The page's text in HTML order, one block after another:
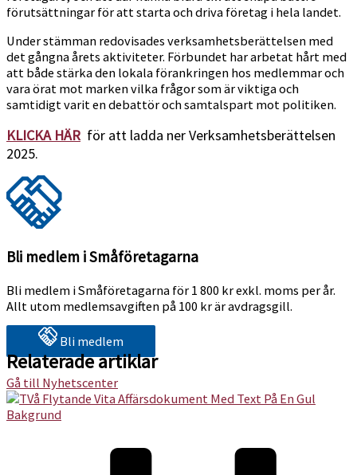
förutsättningar för att starta och driva företag i hela landet.
Under stämman redovisades verksamhetsberättelsen med
det gångna årets aktiviteter. Förbundet har arbetat hårt med
att både stärka den lokala förankringen hos medlemmar och
vara örat mot marken vilka frågor som är viktiga och
samtidigt varit en debattör och samtalspart mot politiken.
KLICKA HÄRför att ladda ner Verksamhetsberättelsen
2025.
Bli medlem i Småföretagarna
Bli medlem i Småföretagarna för 1 800 kr exkl. moms per år.
Allt utom medlemsavgiften på 100 kr är avdragsgill.
Bli medlem
Relaterade artiklar
Gå till Nyhetscenter